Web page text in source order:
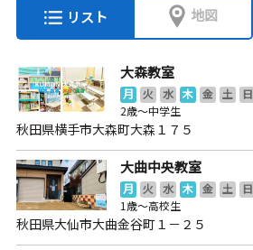
リスト 地図
大森教室
月 火 水 木 金 土
日
2歳～中学生
秋田県横手市大森町大森１７５
大曲中央教室
月 火 水 木 金 土
日
1歳～高校生
秋田県大仙市大曲金谷町１－２５